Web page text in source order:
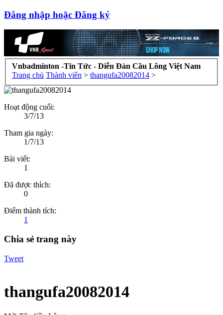
Đăng nhập hoặc Đăng ký
Vnbadminton -Tin Tức - Diễn Đàn Cầu Lông Việt Nam
Trang chủ Thành viên > thangufa20082014 >
Hoạt động cuối:
3/7/13
Tham gia ngày:
1/7/13
Bài viết:
1
Đã được thích:
0
Điểm thành tích:
1
Chia sẻ trang này
Tweet
thangufa20082014